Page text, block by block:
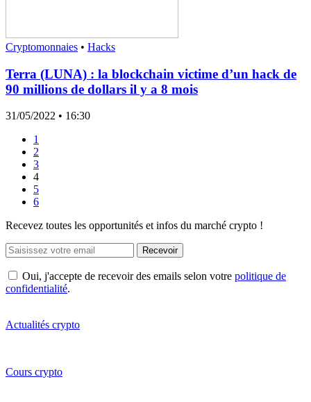
Cryptomonnaies • Hacks
Terra (LUNA) : la blockchain victime d’un hack de
90 millions de dollars il y a 8 mois
31/05/2022 • 16:30
1
2
3
4
5
6
Recevez toutes les opportunités et infos du marché crypto !
Recevoir
Oui, j'accepte de recevoir des emails selon votre politique de
confidentialité.
Actualités crypto
Cours crypto